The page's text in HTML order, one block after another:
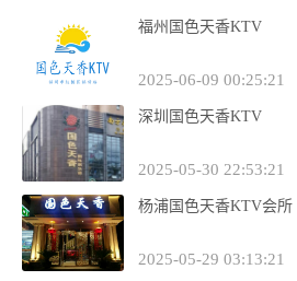
福州国色天香KTV
2025-06-09 00:25:21
深圳国色天香KTV
2025-05-30 22:53:21
杨浦国色天香KTV会所
2025-05-29 03:13:21